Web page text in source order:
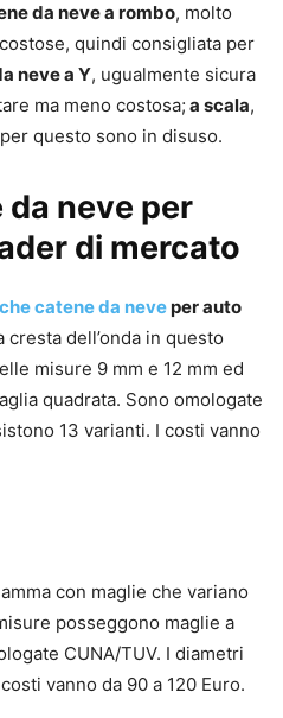
da neve a rombo, molto
quindi consigliata per
neve a Y, ugualmente sicura
ma meno costosa; a scala,
questo sono in disuso.
neve per
di mercato
catene da neveper auto
cresta dell’onda in questo
misure 9 mm e 12 mm ed
quadrata. Sono omologate
13 varianti. I costi vanno
con maglie che variano
posseggono maglie a
CUNA/TUV. I diametri
vanno da 90 a 120 Euro.